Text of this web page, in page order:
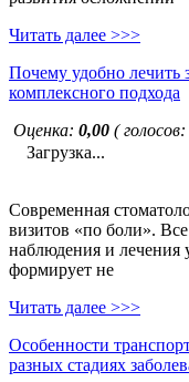
Читать далее >>>
Почему удобно лечить
комплексного подхода
Оценка: 0,00 ( голосов:
Загрузка...
Современная
визитов «по боли».
наблюдения и лечения
формирует не
Читать далее >>>
Особенности
разных стадиях